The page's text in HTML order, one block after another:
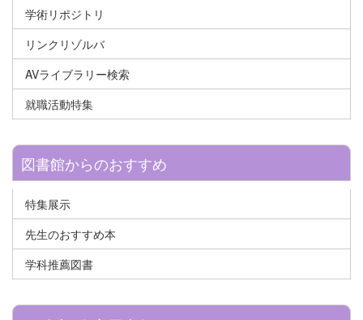
学術リポジトリ
リンクリゾルバ
AVライブラリー検索
就職活動特集
図書館からのおすすめ
特集展示
先生のおすすめ本
学科推薦図書